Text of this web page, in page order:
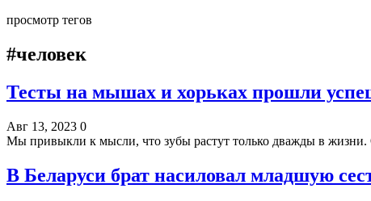
просмотр тегов
#человек
Тесты на мышах и хорьках прошли
Авг 13, 2023 0
Мы привыкли к мысли, что зубы растут только дважды в
В Беларуси брат насиловал младшую